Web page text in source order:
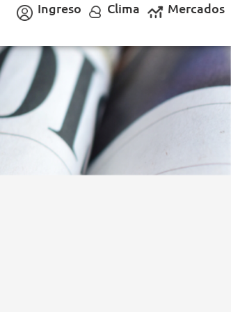
Ingreso Clima Mercados